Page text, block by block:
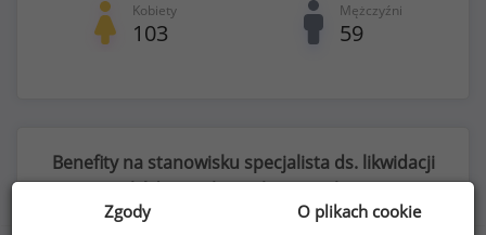
Kobiety
103
Mężczyźni
59
Benefity na stanowisku specjalista ds. likwidacji
szkód majątkowych (specjalista)
Zgody O plikach cookie